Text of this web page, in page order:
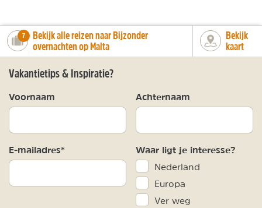
number_of_trips:
7
Bekijk alle reizen naar Bijzonder
overnachten op Malta
Bekijk
kaart
Vakantietips & Inspiratie?
Voornaam Achternaam
E-mailadres* Waar ligt je interesse?
Nederland
Europa
Ver weg